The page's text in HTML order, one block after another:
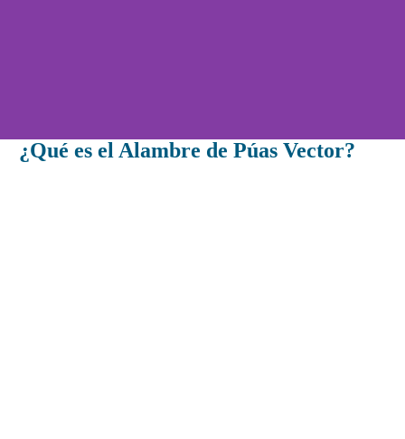
¿Qué es el Alambre de Púas Vector?